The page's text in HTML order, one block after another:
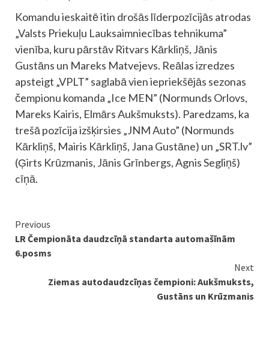
Komandu ieskaitē itin drošās līderpozīcijās atrodas
„Valsts Priekuļu Lauksaimniecības tehnikuma”
vienība, kuru pārstāv Ritvars Kārkliņš, Jānis
Gustāns un Mareks Matvejevs. Reālas izredzes
apsteigt „VPLT” saglabā vien iepriekšējās sezonas
čempionu komanda „Ice MEN” (Normunds Orlovs,
Mareks Kairis, Elmārs Aukšmuksts). Paredzams, ka
trešā pozīcija izšķirsies „JNM Auto” (Normunds
Kārkliņš, Mairis Kārkliņš, Jana Gustāne) un „SRT.lv”
(Ģirts Krūzmanis, Jānis Grīnbergs, Agnis Segliņš)
cīņā.
Continue
Reading
Previous
LR Čempionāta daudzcīņā standarta automašīnām
6.posms
Next
Ziemas autodaudzcīņas čempioni: Aukšmuksts,
Gustāns un Krūzmanis